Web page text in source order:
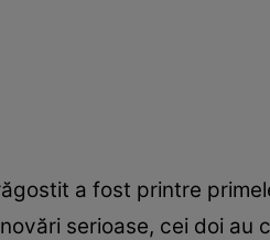
a fost printre
serioase, cei doi